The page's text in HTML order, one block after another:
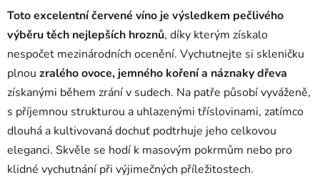
Toto excelentní červené víno je výsledkem pečlivého
výběru těch nejlepších hroznů, díky kterým získalo
nespočet mezinárodních ocenění. Vychutnejte si skleničku
plnou zralého ovoce, jemného koření a náznaky dřeva
získanými během zrání v sudech. Na patře působí vyváženě,
s příjemnou strukturou a uhlazenými tříslovinami, zatímco
dlouhá a kultivovaná dochuť podtrhuje jeho celkovou
eleganci. Skvěle se hodí k masovým pokrmům nebo pro
klidné vychutnání při výjimečných příležitostech.